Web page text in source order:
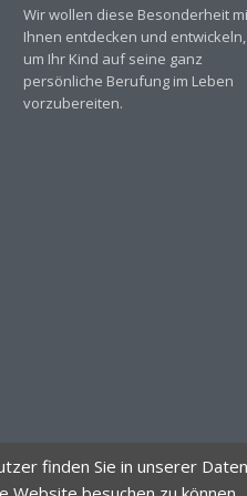
Wir wollen diese Besonderheit
Ihnen entdecken und entwickeln,
um Ihr Kind auf seine ganz
persönliche Berufung im Leben
vorzubereiten.
finden Sie in unserer